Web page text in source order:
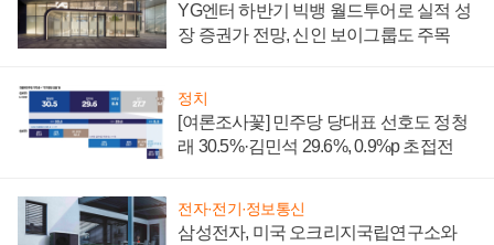
YG엔터 하반기 빅뱅 월드투어로 실적 성
장 증권가 전망, 신인 보이그룹도 주목
정치
[여론조사꽃] 민주당 당대표 선호도 정청
래 30.5%·김민석 29.6%, 0.9%p 초접전
전자·전기·정보통신
삼성전자, 미국 오크리지국립연구소와